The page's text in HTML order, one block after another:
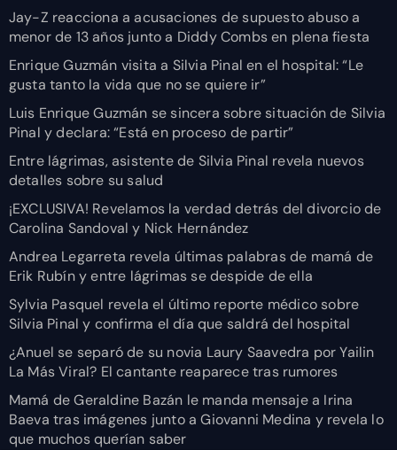
Jay-Z reacciona a acusaciones de supuesto abuso a
menor de 13 años junto a Diddy Combs en plena fiesta
Enrique Guzmán visita a Silvia Pinal en el hospital: “Le
gusta tanto la vida que no se quiere ir”
Luis Enrique Guzmán se sincera sobre situación de Silvia
Pinal y declara: “Está en proceso de partir”
Entre lágrimas, asistente de Silvia Pinal revela nuevos
detalles sobre su salud
¡EXCLUSIVA! Revelamos la verdad detrás del divorcio de
Carolina Sandoval y Nick Hernández
Andrea Legarreta revela últimas palabras de mamá de
Erik Rubín y entre lágrimas se despide de ella
Sylvia Pasquel revela el último reporte médico sobre
Silvia Pinal y confirma el día que saldrá del hospital
¿Anuel se separó de su novia Laury Saavedra por Yailin
La Más Viral? El cantante reaparece tras rumores
Mamá de Geraldine Bazán le manda mensaje a Irina
Baeva tras imágenes junto a Giovanni Medina y revela lo
que muchos querían saber